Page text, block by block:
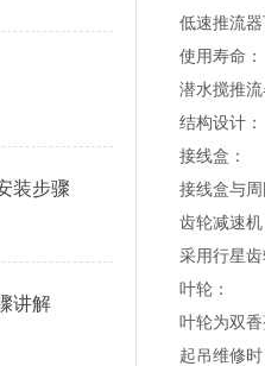
装步骤
讲解
低速推流器
使用寿命 ：
潜水搅推
结构设计 ：
接线盒 ：
接线盒与
齿轮减速
采用行星
叶轮：
叶轮为双
起吊维修